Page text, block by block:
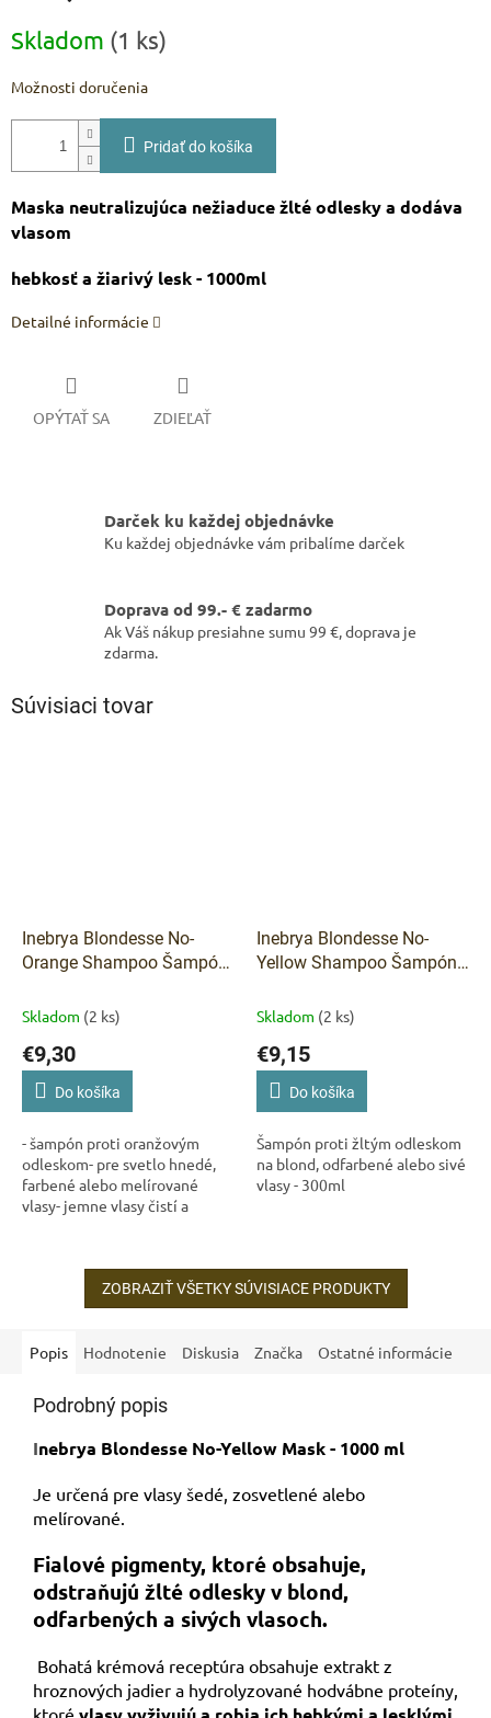
cena:
Skladom (1 ks)
Možnosti doručenia
Pridať do košíka
Maska neutralizujúca nežiaduce žlté odlesky a dodáva
vlasom
hebkosť a žiarivý lesk - 1000ml
Detailné informácie
OPÝTAŤ SA ZDIEĽAŤ
Darček ku každej objednávke
Ku každej objednávke vám pribalíme darček
Doprava od 99.- € zadarmo
Ak Váš nákup presiahne sumu 99 €, doprava je
zdarma.
Súvisiaci tovar
Inebrya Blondesse No-
Orange Shampoo Šampón
- 300ml
Skladom (2 ks)
€9,30
Do košíka
- šampón proti oranžovým
odleskom- pre svetlo hnedé,
farbené alebo melírované
vlasy- jemne vlasy čistí a
odlesky- vlasy sú...
Inebrya Blondesse No-
Yellow Shampoo Šampón
300ml
Skladom (2 ks)
€9,15
Do košíka
Šampón proti žltým odleskom
na blond, odfarbené alebo sivé
vlasy - 300ml
ZOBRAZIŤ VŠETKY SÚVISIACE PRODUKTY
Popis Hodnotenie Diskusia Značka Ostatné informácie
Podrobný popis
Inebrya Blondesse No-Yellow Mask - 1000 ml
Je určená pre vlasy šedé, zosvetlené alebo
melírované.
Fialové pigmenty, ktoré obsahuje,
odstraňujú žlté odlesky v blond,
odfarbených a sivých vlasoch.
Bohatá krémová receptúra ​​obsahuje extrakt z
hroznových jadier a hydrolyzované hodvábne proteíny,